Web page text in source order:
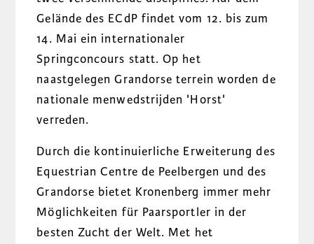
Gelände des ECdP findet vom 12. bis zum
14. Mai ein internationaler
Springconcours statt. Op het
naastgelegen Grandorse terrein worden de
nationale menwedstrijden 'Horst'
verreden.
Durch die kontinuierliche Erweiterung des
Equestrian Centre de Peelbergen und des
Grandorse bietet Kronenberg immer mehr
Möglichkeiten für Paarsportler in der
besten Zucht der Welt. Met het